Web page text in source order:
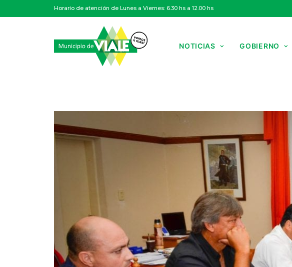
Horario de atención de Lunes a Viernes: 6.30 hs a 12.00 hs
NOTICIAS GOBIERNO